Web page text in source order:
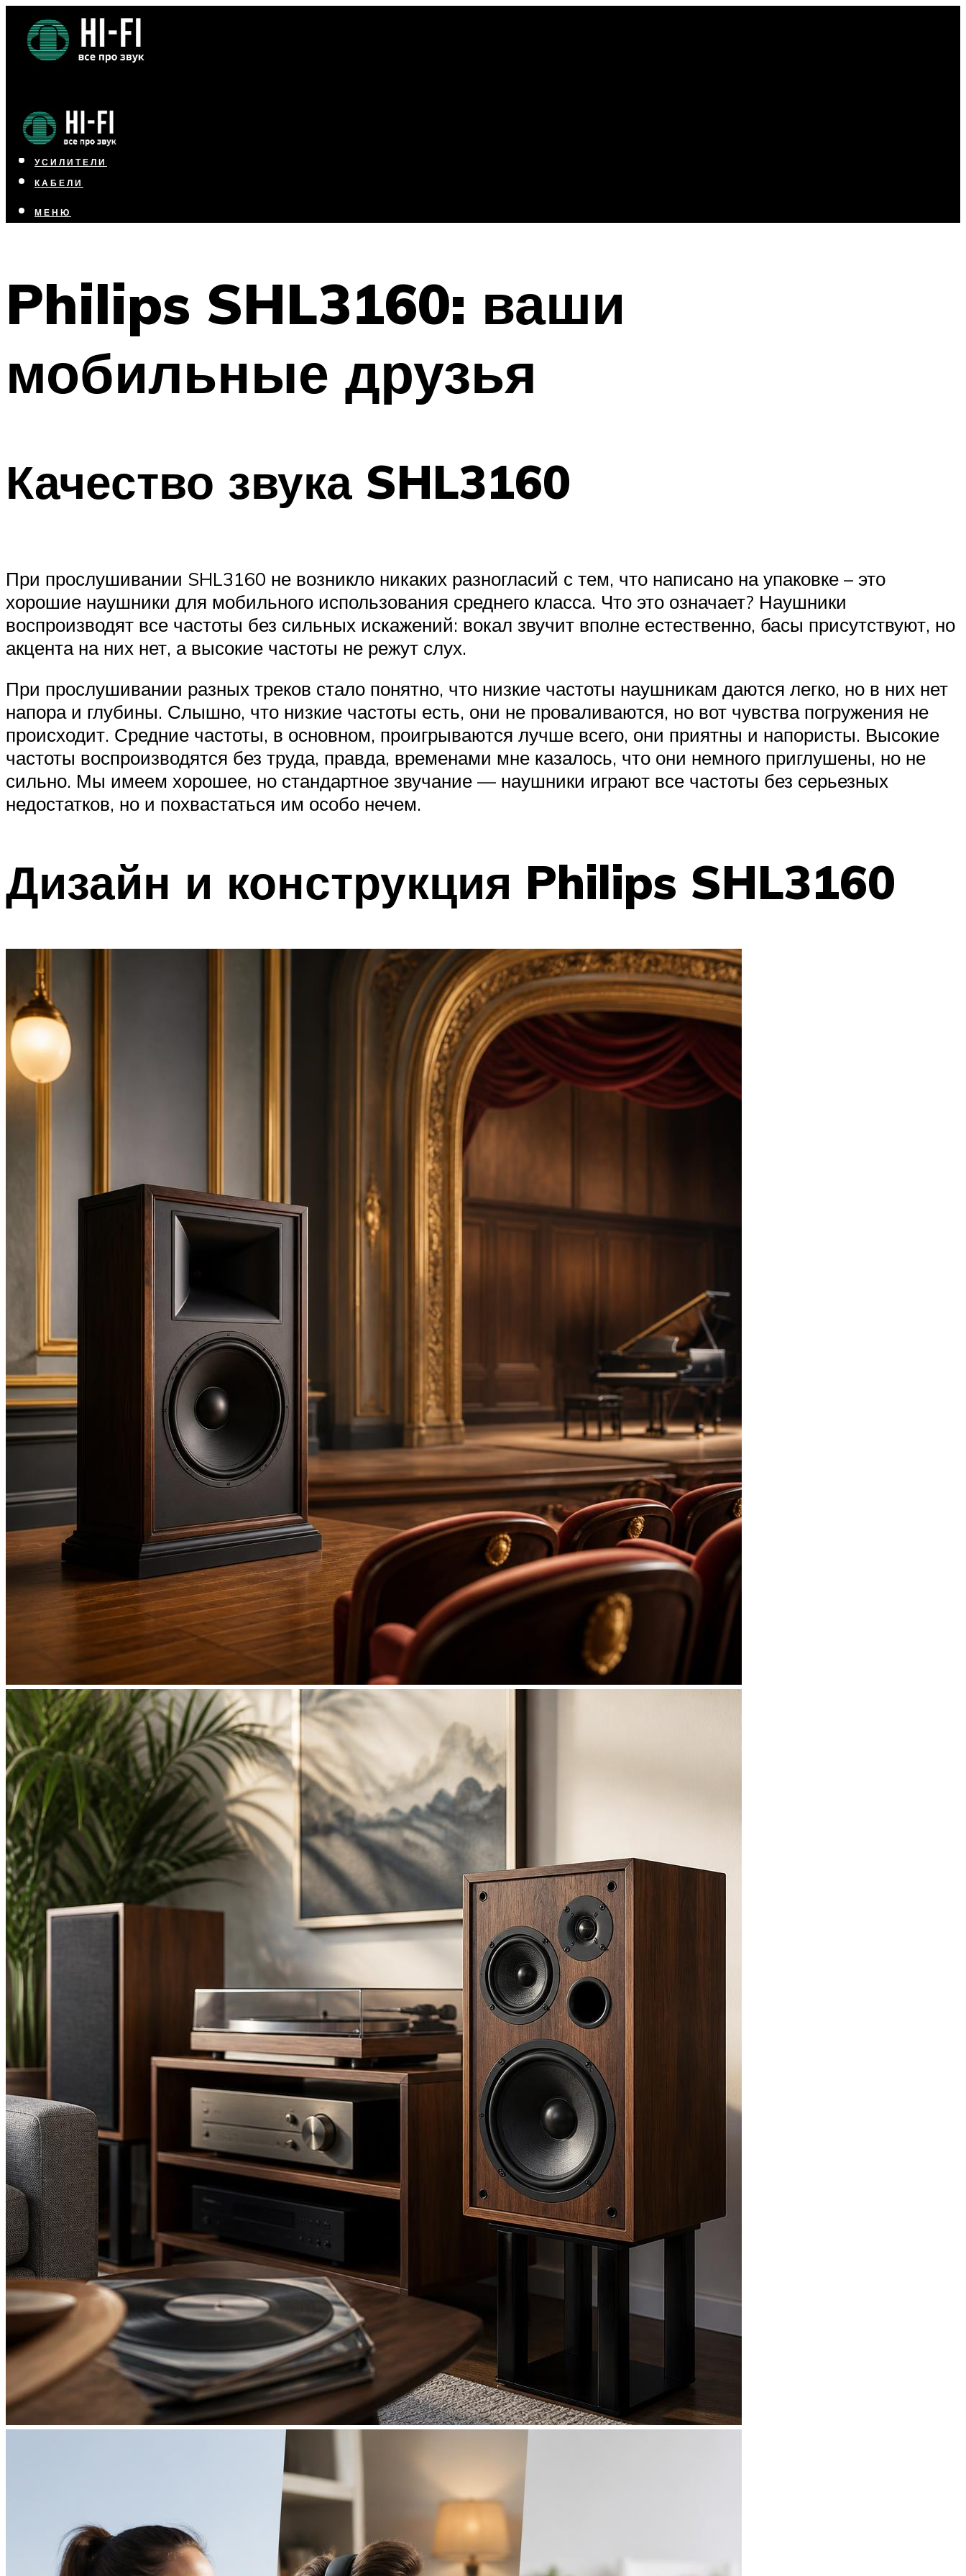
НАУШНИКИ
АКУСТИКА
УСИЛИТЕЛИ
КАБЕЛИ
МЕНЮ
Philips SHL3160: ваши
мобильные друзья
Качество звука SHL3160
При прослушивании SHL3160 не возникло никаких разногласий с тем, что написано на упаковке – это
хорошие наушники для мобильного использования среднего класса. Что это означает? Наушники
воспроизводят все частоты без сильных искажений: вокал звучит вполне естественно, басы присутствуют, но
акцента на них нет, а высокие частоты не режут слух.
При прослушивании разных треков стало понятно, что низкие частоты наушникам даются легко, но в них нет
напора и глубины. Слышно, что низкие частоты есть, они не проваливаются, но вот чувства погружения не
происходит. Средние частоты, в основном, проигрываются лучше всего, они приятны и напористы. Высокие
частоты воспроизводятся без труда, правда, временами мне казалось, что они немного приглушены, но не
сильно. Мы имеем хорошее, но стандартное звучание — наушники играют все частоты без серьезных
недостатков, но и похвастаться им особо нечем.
Дизайн и конструкция Philips SHL3160